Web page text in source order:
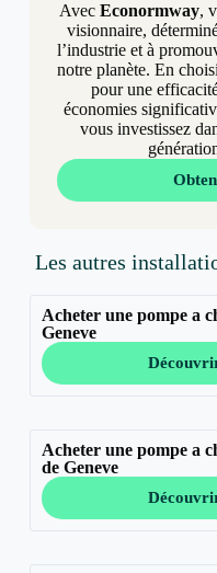
AvecEconormway,
visionnaire,
l’industrie et à
notre planète. En
pour une
économies
vous investissez
Les autres
Acheter une pompe a
Geneve
Acheter une pompe a
de Geneve